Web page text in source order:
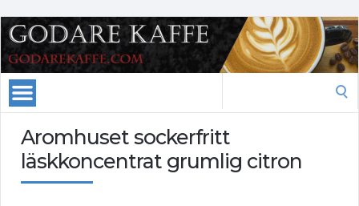
Aromhuset sockerfritt
läskkoncentrat grumlig citron